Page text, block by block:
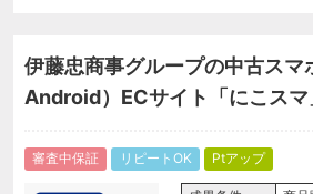
伊藤忠商事グループの中古ス
Android）ECサイト「にこスマ
審査中保証 リピートOK Ptアップ